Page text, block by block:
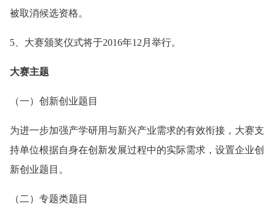
被取消候选资格。
5、大赛颁奖仪式将于2016年12月举行。
大赛主题
（一）创新创业题目
为进一步加强产学研用与新兴产业需求的有效衔接，大赛支
持单位根据自身在创新发展过程中的实际需求，设置企业创
新创业题目。
（二）专题类题目